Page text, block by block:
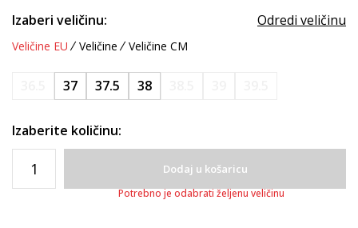
Izaberi veličinu: Odredi veličinu
Veličine EU Veličine Veličine CM
37 37.5 38
Izaberite količinu:
Dodaj u košaricu
Potrebno je odabrati željenu veličinu